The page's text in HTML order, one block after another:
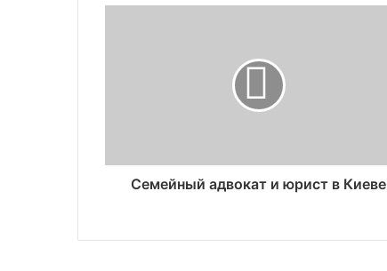
Семейный адвокат и юрист в Киеве